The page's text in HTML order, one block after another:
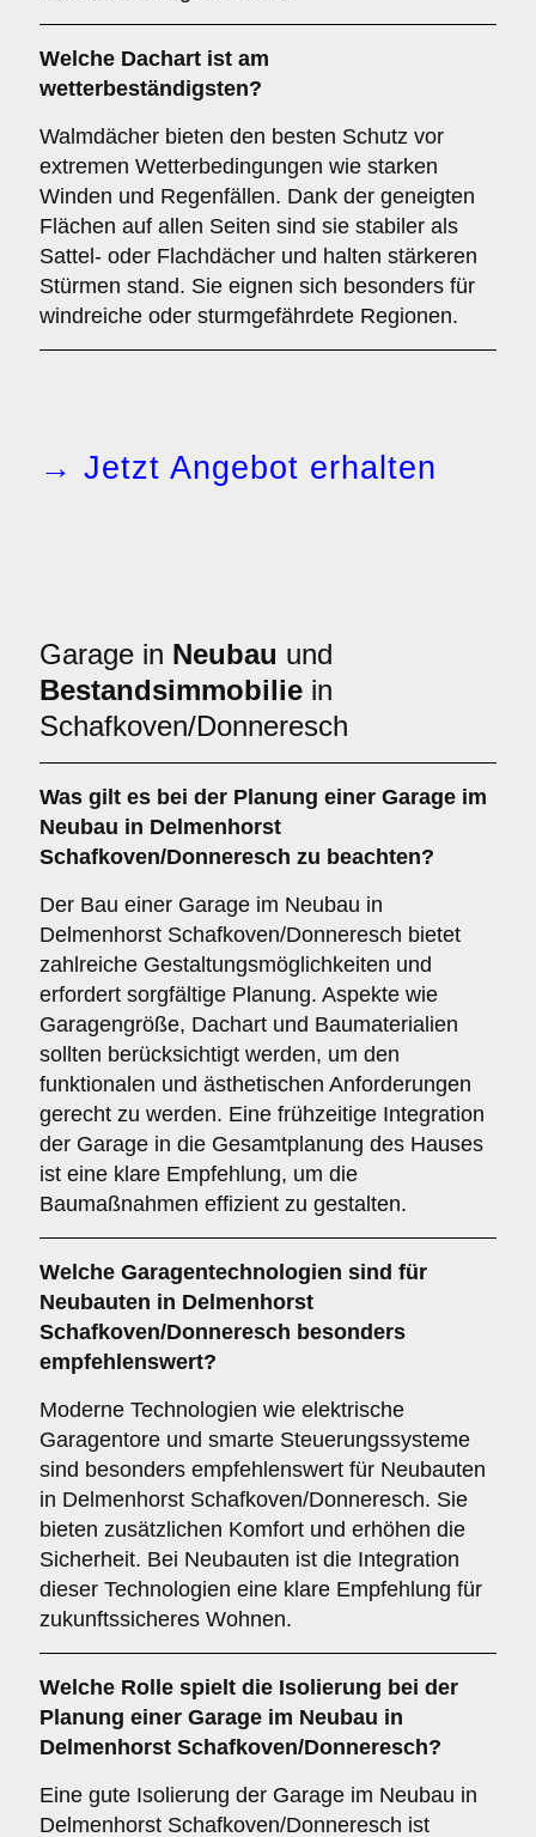
Welche Dachart ist am
wetterbeständigsten?
Walmdächer bieten den besten Schutz vor
extremen Wetterbedingungen wie starken
Winden und Regenfällen. Dank der geneigten
Flächen auf allen Seiten sind sie stabiler als
Sattel- oder Flachdächer und halten stärkeren
Stürmen stand. Sie eignen sich besonders für
windreiche oder sturmgefährdete Regionen.
→ Jetzt Angebot erhalten
Garage in Neubau und
Bestandsimmobilie in
Schafkoven/Donneresch
Was gilt es bei der Planung einer Garage im
Neubau in Delmenhorst
Schafkoven/Donneresch zu beachten?
Der Bau einer Garage im Neubau in
Delmenhorst Schafkoven/Donneresch bietet
zahlreiche Gestaltungsmöglichkeiten und
erfordert sorgfältige Planung. Aspekte wie
Garagengröße, Dachart und Baumaterialien
sollten berücksichtigt werden, um den
funktionalen und ästhetischen Anforderungen
gerecht zu werden. Eine frühzeitige Integration
der Garage in die Gesamtplanung des Hauses
ist eine klare Empfehlung, um die
Baumaßnahmen effizient zu gestalten.
Welche Garagentechnologien sind für
Neubauten in Delmenhorst
Schafkoven/Donneresch besonders
empfehlenswert?
Moderne Technologien wie elektrische
Garagentore und smarte Steuerungssysteme
sind besonders empfehlenswert für Neubauten
in Delmenhorst Schafkoven/Donneresch. Sie
bieten zusätzlichen Komfort und erhöhen die
Sicherheit. Bei Neubauten ist die Integration
dieser Technologien eine klare Empfehlung für
zukunftssicheres Wohnen.
Welche Rolle spielt die Isolierung bei der
Planung einer Garage im Neubau in
Delmenhorst Schafkoven/Donneresch?
Eine gute Isolierung der Garage im Neubau in
Delmenhorst Schafkoven/Donneresch ist